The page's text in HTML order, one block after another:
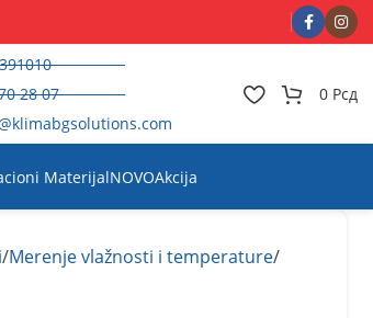
28 07
0 Рсд
MaterijalNOVOAkcija
Merenje vlažnosti i temperature